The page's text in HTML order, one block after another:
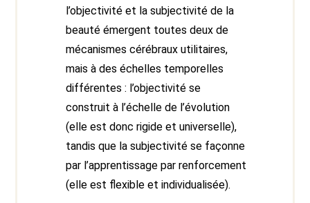
l’objectivité et la subjectivité de la
beauté émergent toutes deux de
mécanismes cérébraux utilitaires,
mais à des échelles temporelles
différentes : l’objectivité se
construit à l’échelle de l’évolution
(elle est donc rigide et universelle),
tandis que la subjectivité se façonne
par l’apprentissage par renforcement
(elle est flexible et individualisée).